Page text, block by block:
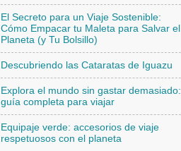
El Secreto para un Viaje Sostenible:
Cómo Empacar tu Maleta para Salvar el
Planeta (y Tu Bolsillo)
Descubriendo las Cataratas de Iguazu
Explora el mundo sin gastar demasiado:
guía completa para viajar
Equipaje verde: accesorios de viaje
respetuosos con el planeta